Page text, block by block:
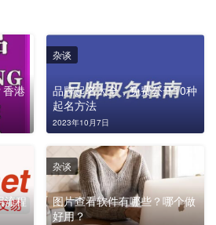
香港
品牌起名大全，免费公开10种
起名方法
2023年10月7日
杂谈
流程
图片查看软件有哪些？哪个做
好用？
杂谈